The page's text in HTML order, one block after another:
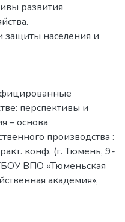
развития
населения и
перспективы и
– основа
производства :
конф. (г. Тюмень, 9-
ВПО «Тюменьская
академия»,